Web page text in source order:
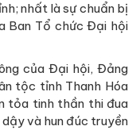
nhất là sự chuẩn bị
Ban Tổ chức Đại hội
của Đại hội, Đảng
tộc tỉnh Thanh Hóa
tỏa tinh thần thi đua
và hun đúc truyền